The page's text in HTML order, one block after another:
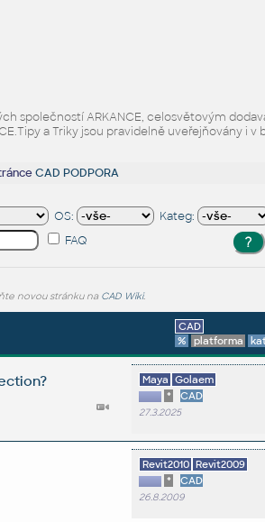
společností ARKANCE, celosvětovým
a Triky jsou pravidelně uveřejňovány i v
CAD PODPORA
OS:
Kateg:
FAQ
novou stránku na CAD Wiki.
CAD
%
platforma
Maya Golaem
*
CAD
27.3.2025
Revit2010 Revit2009
*
CAD
26.8.2009